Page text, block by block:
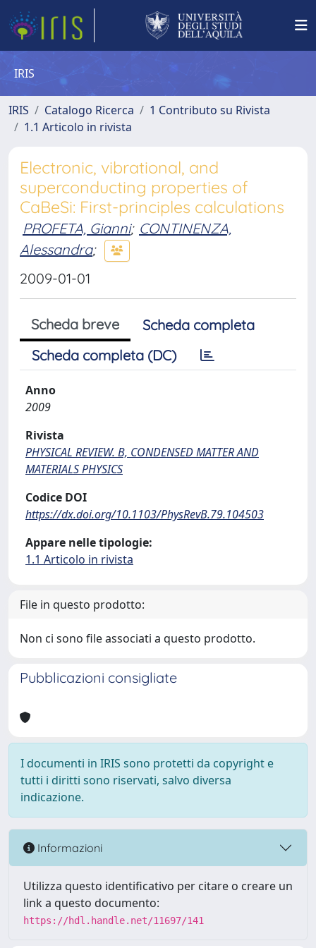
IRIS
IRIS Catalogo Ricerca
1 Contributo su Rivista
1.1 Articolo in rivista
Electronic, vibrational, and
superconducting properties of
CaBeSi: First-principles calculations
PROFETA, Gianni; CONTINENZA,
Alessandra;
2009-01-01
Scheda breve
Scheda completa
Scheda completa (DC)
Anno
2009
Rivista
PHYSICAL REVIEW. B, CONDENSED MATTER AND
MATERIALS PHYSICS
Codice DOI
https://dx.doi.org/10.1103/PhysRevB.79.104503
Appare nelle tipologie:
1.1 Articolo in rivista
File in questo prodotto:
Non ci sono file associati a questo prodotto.
Pubblicazioni consigliate
I documenti in IRIS sono protetti da copyright e
tutti i diritti sono riservati, salvo diversa
indicazione.
Informazioni
Utilizza questo identificativo per citare o creare un
link a questo documento:
https://hdl.handle.net/11697/141